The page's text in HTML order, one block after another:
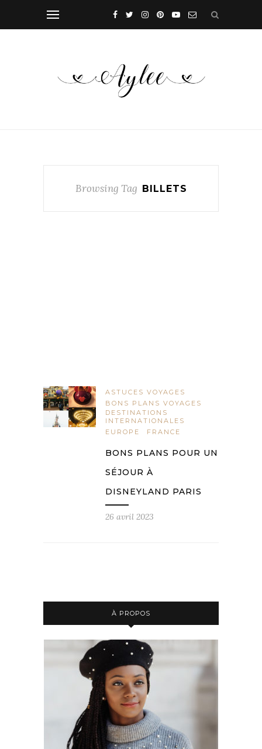
Browsing Tag BILLETS
ASTUCES VOYAGES
BONS PLANS VOYAGES
DESTINATIONS
INTERNATIONALES
EUROPE
FRANCE
BONS PLANS POUR UN
SÉJOUR À
DISNEYLAND PARIS
26 avril 2023
À PROPOS